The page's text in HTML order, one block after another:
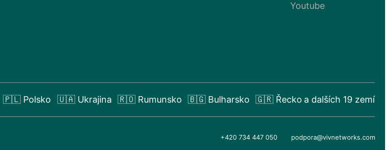
Youtube
🇵🇱 Polsko 🇺🇦 Ukrajina 🇷🇴 Rumunsko 🇧🇬 Bulharsko 🇬🇷 Řecko a dalších 19 zemí
+420 734 447 050 podpora@vivnetworks.com